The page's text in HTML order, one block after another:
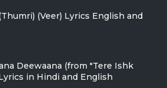
(Veer) Lyrics English and
Deewaana (from "Tere Ishk
in Hindi and English